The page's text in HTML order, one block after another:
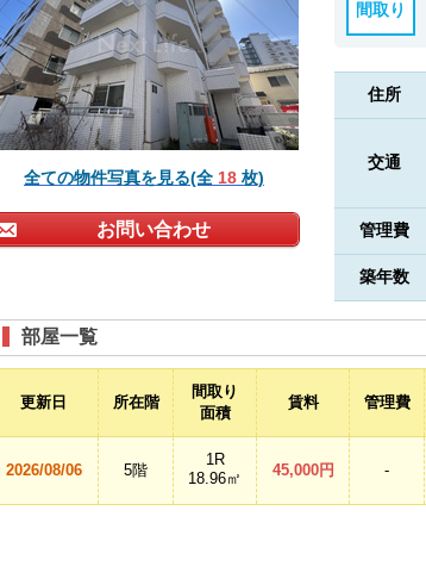
全ての物件写真を見る(全 18 枚)
お問い合わせ
間取り
住所
交通
管理費
築年数
部屋一覧
更新日 所在階
間取り
面積
賃料 管理費
2026/08/06 5階
1R
18.96㎡
45,000円 -